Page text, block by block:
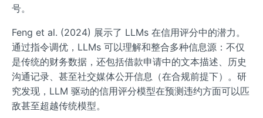
号。
Feng et al. (2024) 展示了 LLMs 在信用评分中的潜力。
通过指令调优，LLMs 可以理解和整合多种信息源：不仅
是传统的财务数据，还包括借款申请中的文本描述、历史
沟通记录、甚至社交媒体公开信息（在合规前提下）。研
究发现，LLM 驱动的信用评分模型在预测违约方面可以匹
敌甚至超越传统模型。